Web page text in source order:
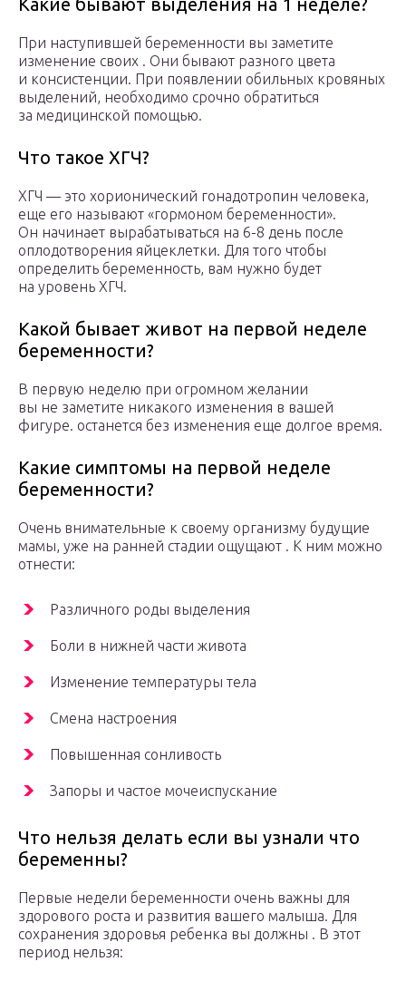
Какие бывают выделения на 1 неделе?
При наступившей беременности вы заметите
изменение своих . Они бывают разного цвета
и консистенции. При появлении обильных кровяных
выделений, необходимо срочно обратиться
за медицинской помощью.
Что такое ХГЧ?
ХГЧ — это хорионический гонадотропин человека,
еще его называют «гормоном беременности».
Он начинает вырабатываться на 6-8 день после
оплодотворения яйцеклетки. Для того чтобы
определить беременность, вам нужно будет
на уровень ХГЧ.
Какой бывает живот на первой неделе
беременности?
В первую неделю при огромном желании
вы не заметите никакого изменения в вашей
фигуре. останется без изменения еще долгое время.
Какие симптомы на первой неделе
беременности?
Очень внимательные к своему организму будущие
мамы, уже на ранней стадии ощущают . К ним можно
отнести:
Различного роды выделения
Боли в нижней части живота
Изменение температуры тела
Смена настроения
Повышенная сонливость
Запоры и частое мочеиспускание
Что нельзя делать если вы узнали что
беременны?
Первые недели беременности очень важны для
здорового роста и развития вашего малыша. Для
сохранения здоровья ребенка вы должны . В этот
период нельзя: